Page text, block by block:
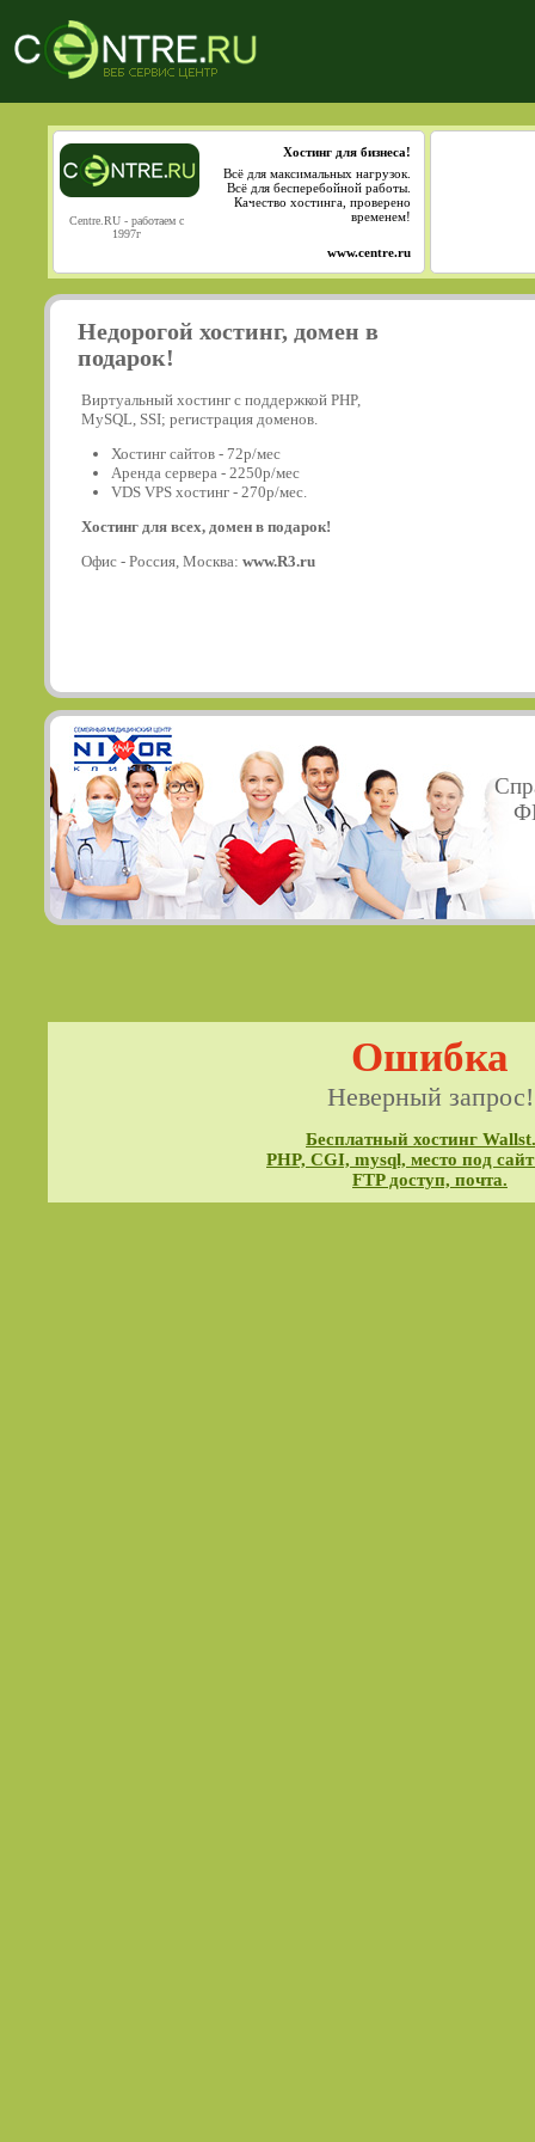
Centre.RU - работаем с
1997г
Хостинг для бизнеса!
Всё для максимальных нагрузок.
Всё для бесперебойной работы.
Качество хостинга, проверено
временем!
www.centre.ru
Недорогой хостинг, домен в
подарок!
Виртуальный хостинг с поддержкой PHP,
MySQL, SSI; регистрация доменов.
Хостинг сайтов - 72р/мес
Аренда сервера - 2250р/мес
VDS VPS хостинг - 270р/мес.
Хостинг для всех, домен в подарок!
Офис - Россия, Москва: www.R3.ru
Ошибка
Неверный запрос!
Бесплатный хостинг
PHP, CGI, mysql, место под
FTP доступ, почта.